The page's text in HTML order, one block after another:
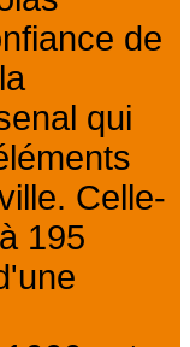
de
qui
Celle-
195